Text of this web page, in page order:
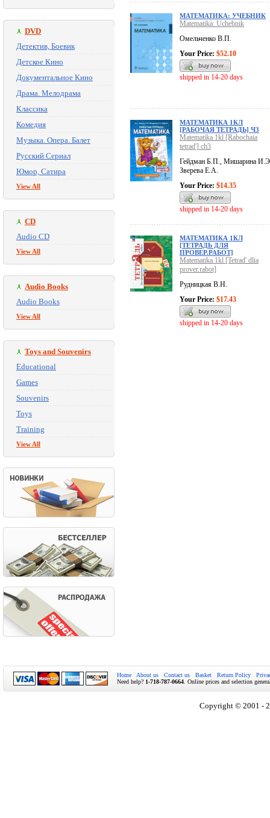
DVD
Детектив, Боевик
Детское Кино
Документальное Кино
Драма. Мелодрама
Классика
Комедия
Музыка. Опера. Балет
Русский Сериал
Юмор, Сатира
View All
CD
Audio CD
View All
Audio Books
Audio Books
View All
Toys and Souvenirs
Educational
Games
Souvenirs
Toys
Training
View All
МАТЕМАТИКА: УЧЕБНИК
Matematika: Uchebnik
Омельченко В.П.
Your Price: $52.10
shipped in 14-20 days
МАТЕМАТИКА 1КЛ
[РАБОЧАЯ ТЕТРАДЬ] Ч3
Matematika 1kl [Rabochaia
tetrad'] ch3
Гейдман Б.П., Мишарина
Зверева Е.А.
Your Price: $14.35
shipped in 14-20 days
МАТЕМАТИКА 1КЛ
[ТЕТРАДЬ ДЛЯ
ПРОВЕР.РАБОТ]
Matematika 1kl [Tetrad' dlia
prover.rabot]
Рудницкая В.Н.
Your Price: $17.43
shipped in 14-20 days
Home About us Contact us Basket Return Policy
Need help? 1-718-787-0664 . Online prices and selection
Copyright © 2001 -